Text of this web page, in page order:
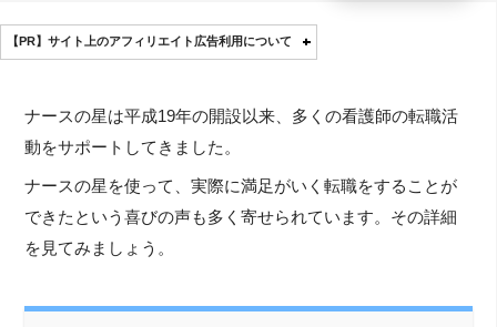
【PR】サイト上のアフィリエイト広告利用について
ナースの星は平成19年の開設以来、多くの看護師の転職活
動をサポートしてきました。
ナースの星を使って、実際に満足がいく転職をすることが
できたという喜びの声も多く寄せられています。その詳細
を見てみましょう。